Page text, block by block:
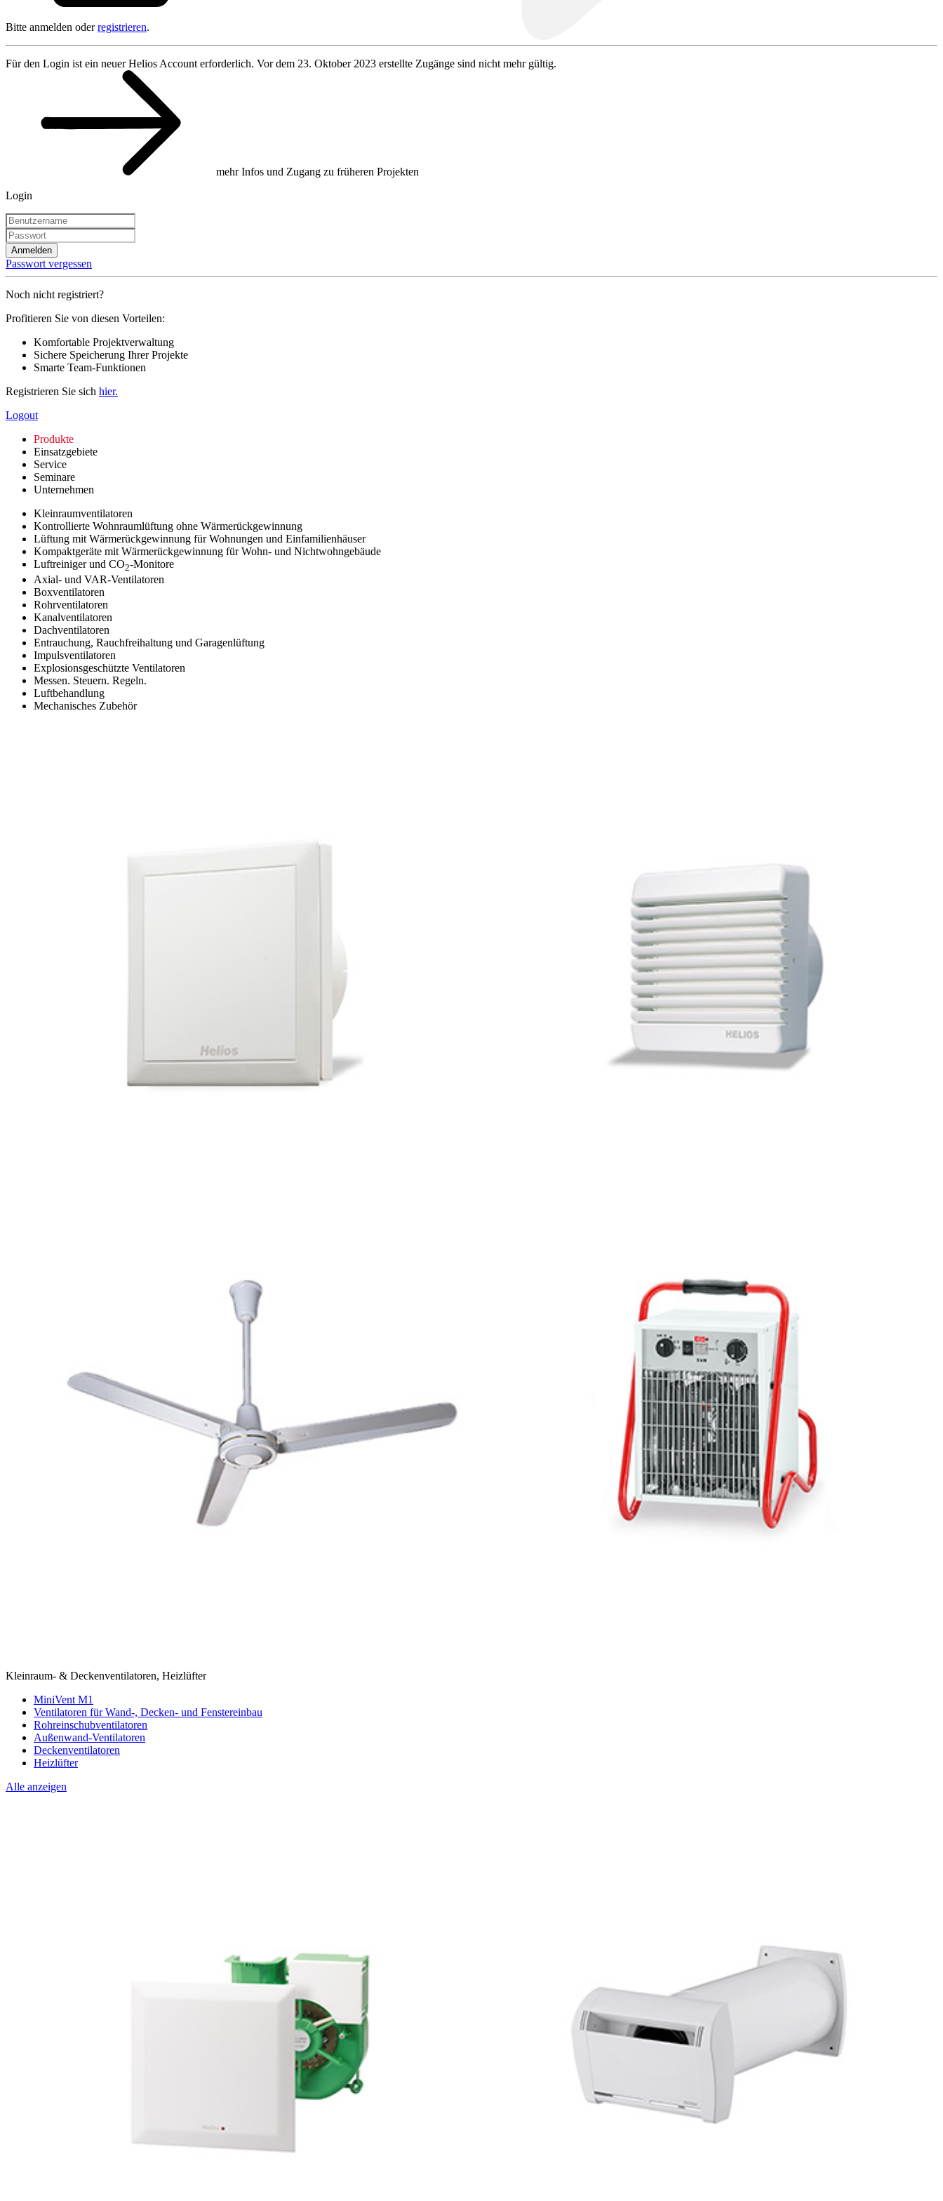
Bitte anmelden oderregistrieren.
Für den Login ist ein neuer Helios Account erforderlich. Vor dem 23. Oktober 2023 erstellte Zugänge sind nicht mehr gültig.
mehr Infos und Zugang zu früheren Projekten
Login
Anmelden
Passwort vergessen
Noch nicht registriert?
Profitieren Sie von diesen Vorteilen:
Komfortable Projektverwaltung
Sichere Speicherung Ihrer Projekte
Smarte Team-Funktionen
Registrieren Sie sich hier.
Logout
Produkte
Einsatzgebiete
Service
Seminare
Unternehmen
Kleinraumventilatoren
Kontrollierte Wohnraumlüftung ohne Wärmerückgewinnung
Lüftung mit Wärmerückgewinnung für Wohnungen und Einfamilienhäuser
Kompaktgeräte mit Wärmerückgewinnung für Wohn- und Nichtwohngebäude
Luftreiniger und CO2-Monitore
Axial- und VAR-Ventilatoren
Boxventilatoren
Rohrventilatoren
Kanalventilatoren
Dachventilatoren
Entrauchung, Rauchfreihaltung und Garagenlüftung
Impulsventilatoren
Explosionsgeschützte Ventilatoren
Messen. Steuern. Regeln.
Luftbehandlung
Mechanisches Zubehör
Kleinraum- & Deckenventilatoren, Heizlüfter
MiniVent M1
Ventilatoren für Wand-, Decken- und Fenstereinbau
Rohreinschubventilatoren
Außenwand-Ventilatoren
Deckenventilatoren
Heizlüfter
Alle anzeigen